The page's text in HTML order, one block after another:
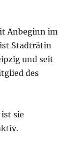
Anbeginn im
Stadträtin
und seit
des
sie